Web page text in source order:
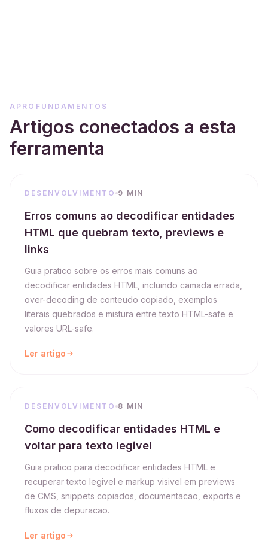
APROFUNDAMENTOS
Artigos conectados a esta
ferramenta
DESENVOLVIMENTO 9 MIN
Erros comuns ao decodificar entidades
HTML que quebram texto, previews e
links
Guia pratico sobre os erros mais comuns ao
decodificar entidades HTML, incluindo camada errada,
over-decoding de conteudo copiado, exemplos
literais quebrados e mistura entre texto HTML-safe e
valores URL-safe.
Ler artigo
DESENVOLVIMENTO 8 MIN
Como decodificar entidades HTML e
voltar para texto legivel
Guia pratico para decodificar entidades HTML e
recuperar texto legivel e markup visivel em previews
de CMS, snippets copiados, documentacao, exports e
fluxos de depuracao.
Ler artigo